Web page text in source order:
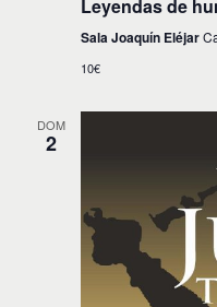
Leyendas de
Sala Joaquín Eléjar
10€
DOM
2